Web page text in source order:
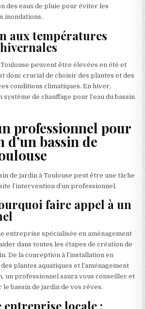
des eaux de pluie pour éviter les
inondations.
aux températures
peuvent être élevées en été et
donc crucial de choisir des plantes et des
conditions climatiques. En hiver,
de chauffage pour l’eau du bassin
professionnel pour
bassin de
de jardin à Toulouse peut être une tâche
l’intervention d’un professionnel.
faire appel à un
entreprise spécialisée en aménagement
dans toutes les étapes de création de
De la conception à l’installation en
plantes aquatiques et l’aménagement
un professionnel saura vous conseiller et
bassin de jardin de vos rêves.
locale :